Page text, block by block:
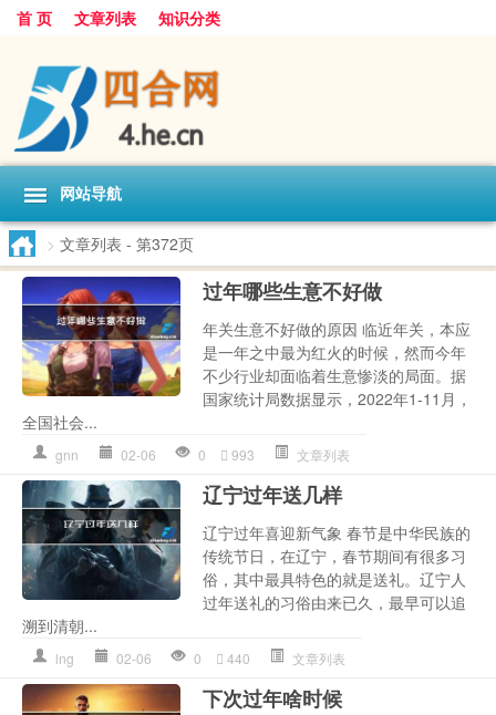
首 页 文章列表 知识分类
网站导航
> 文章列表 - 第372页
过年哪些生意不好做
年关生意不好做的原因 临近年关，本应
是一年之中最为红火的时候，然而今年
不少行业却面临着生意惨淡的局面。据
国家统计局数据显示，2022年1-11月，
全国社会...
gnn 02-06 0 993 文章列表
辽宁过年送几样
辽宁过年喜迎新气象 春节是中华民族的
传统节日，在辽宁，春节期间有很多习
俗，其中最具特色的就是送礼。辽宁人
过年送礼的习俗由来已久，最早可以追
溯到清朝...
lng 02-06 0 440 文章列表
下次过年啥时候